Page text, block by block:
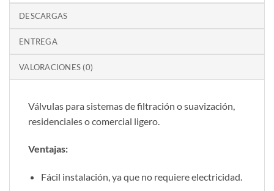
DESCARGAS
ENTREGA
VALORACIONES (0)
Válvulas para sistemas de filtración o suavización,
residenciales o comercial ligero.
Ventajas:
Fácil instalación, ya que no requiere electricidad.